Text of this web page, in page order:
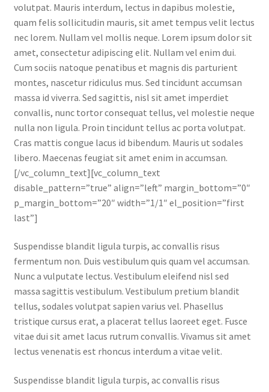
volutpat. Mauris interdum, lectus in dapibus molestie,
quam felis sollicitudin mauris, sit amet tempus velit lectus
nec lorem. Nullam vel mollis neque. Lorem ipsum dolor sit
amet, consectetur adipiscing elit. Nullam vel enim dui.
Cum sociis natoque penatibus et magnis dis parturient
montes, nascetur ridiculus mus. Sed tincidunt accumsan
massa id viverra. Sed sagittis, nisl sit amet imperdiet
convallis, nunc tortor consequat tellus, vel molestie neque
nulla non ligula. Proin tincidunt tellus ac porta volutpat.
Cras mattis congue lacus id bibendum. Mauris ut sodales
libero. Maecenas feugiat sit amet enim in accumsan.
[/vc_column_text][vc_column_text
disable_pattern=”true” align=”left” margin_bottom=”0″
p_margin_bottom=”20″ width=”1/1″ el_position=”first
last”]
Suspendisse blandit ligula turpis, ac convallis risus
fermentum non. Duis vestibulum quis quam vel accumsan.
Nunc a vulputate lectus. Vestibulum eleifend nisl sed
massa sagittis vestibulum. Vestibulum pretium blandit
tellus, sodales volutpat sapien varius vel. Phasellus
tristique cursus erat, a placerat tellus laoreet eget. Fusce
vitae dui sit amet lacus rutrum convallis. Vivamus sit amet
lectus venenatis est rhoncus interdum a vitae velit.
Suspendisse blandit ligula turpis, ac convallis risus